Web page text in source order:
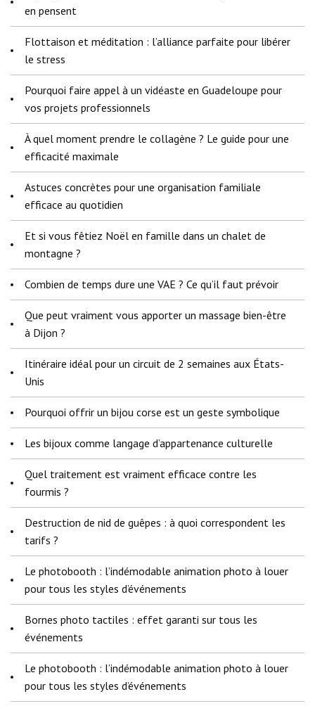
en pensent
Flottaison et méditation : l’alliance parfaite pour libérer
le stress
Pourquoi faire appel à un vidéaste en Guadeloupe pour
vos projets professionnels
À quel moment prendre le collagène ? Le guide pour une
efficacité maximale
Astuces concrètes pour une organisation familiale
efficace au quotidien
Et si vous fêtiez Noël en famille dans un chalet de
montagne ?
Combien de temps dure une VAE ? Ce qu’il faut prévoir
Que peut vraiment vous apporter un massage bien-être
à Dijon ?
Itinéraire idéal pour un circuit de 2 semaines aux États-
Unis
Pourquoi offrir un bijou corse est un geste symbolique
Les bijoux comme langage d’appartenance culturelle
Quel traitement est vraiment efficace contre les
fourmis ?
Destruction de nid de guêpes : à quoi correspondent les
tarifs ?
Le photobooth : l’indémodable animation photo à louer
pour tous les styles d’événements
Bornes photo tactiles : effet garanti sur tous les
événements
Le photobooth : l’indémodable animation photo à louer
pour tous les styles d’événements